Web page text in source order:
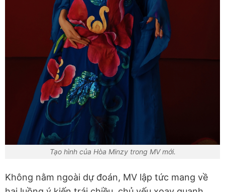
Tạo hình của Hòa Minzy trong MV mới.
Không nằm ngoài dự đoán, MV lập tức mang về